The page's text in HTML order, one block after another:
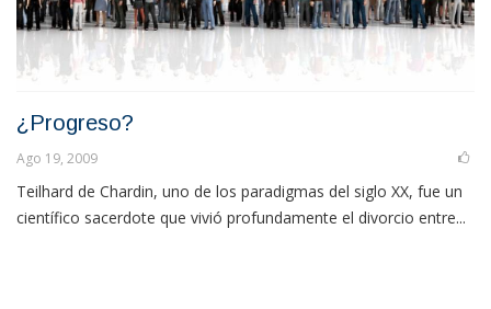
¿Progreso?
Ago 19, 2009
Teilhard de Chardin, uno de los paradigmas del siglo XX, fue un
científico sacerdote que vivió profundamente el divorcio entre...